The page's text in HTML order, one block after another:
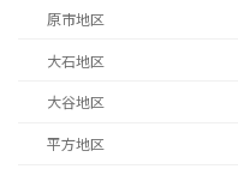
原市地区
大石地区
大谷地区
平方地区